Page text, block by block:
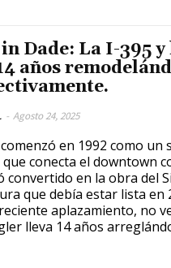
Dade: La I-395
años
- Agosto 24, 2025
en 1992 como un
conecta el downtown
convertido en la obra del
que debía estar lista en
aplazamiento, no
lleva 14 años